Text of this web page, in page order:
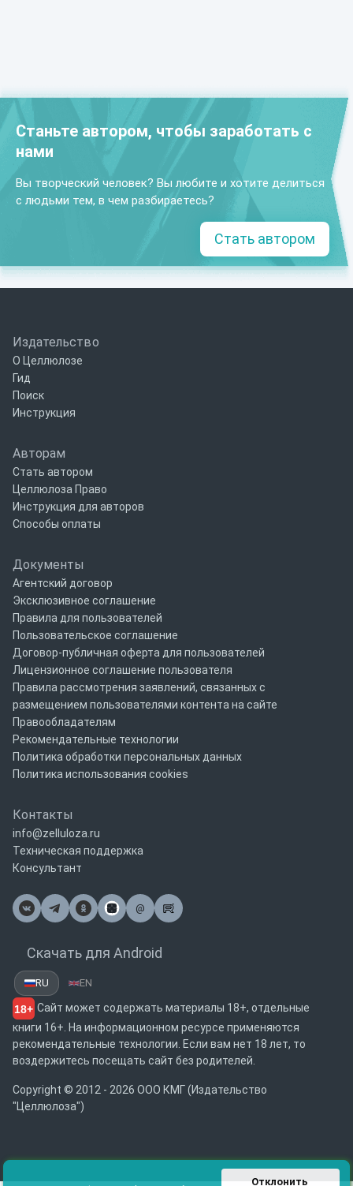
Станьте автором, чтобы заработать с
нами
Вы творческий человек? Вы любите и хотите делиться
с людьми тем, в чем разбираетесь?
Стать автором
Издательство
О Целлюлозе
Гид
Поиск
Инструкция
Авторам
Стать автором
Целлюлоза Право
Инструкция для авторов
Способы оплаты
Документы
Агентский договор
Эксклюзивное соглашение
Правила для пользователей
Пользовательское соглашение
Договор-публичная оферта для пользователей
Лицензионное соглашение пользователя
Правила рассмотрения заявлений, связанных с
размещением пользователями контента на сайте
Правообладателям
Рекомендательные технологии
Политика обработки персональных данных
Политика использования cookies
Контакты
info@zelluloza.ru
Техническая поддержка
Консультант
@
Почта
Скачать для Android
RU EN
18+ Сайт может содержать материалы 18+, отдельные
книги 16+. На информационном ресурсе применяются
рекомендательные технологии. Если вам нет 18 лет, то
воздержитесь посещать сайт без родителей.
Copyright © 2012 - 2026 ООО КМГ (Издательство
"Целлюлоза")
Отклонить